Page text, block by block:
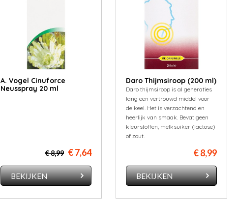
A. Vogel Cinuforce
Neusspray 20 ml
€ 8,99 € 7,64
BEKIJKEN
Daro Thijmsiroop (200 ml)
Daro thijmsiroop is al generaties
lang een vertrouwd middel voor
de keel. Het is verzachtend en
heerlijk van smaak. Bevat geen
kleurstoffen, melksuiker (lactose)
of zout.
€ 8,99
BEKIJKEN